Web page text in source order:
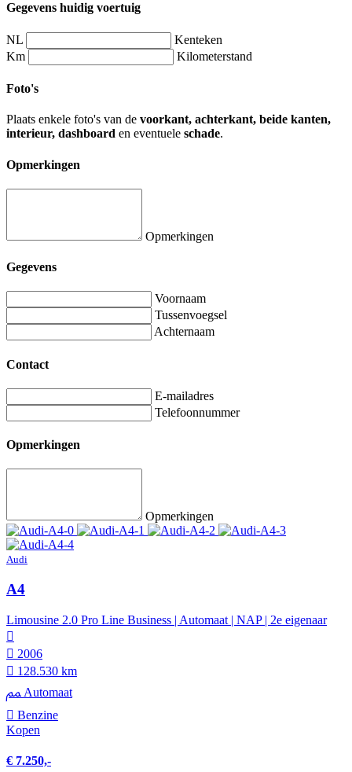
Gegevens huidig voertuig
NL
Kenteken
Km
Kilometerstand
Foto's
Plaats enkele foto's van de voorkant, achterkant, beide kanten,
interieur, dashboard en eventuele schade.
Opmerkingen
Opmerkingen
Gegevens
Voornaam
Tussenvoegsel
Achternaam
Contact
E-mailadres
Telefoonnummer
Opmerkingen
Opmerkingen
Audi
A4
Limousine 2.0 Pro Line Business | Automaat | NAP | 2e eigenaar
2006
128.530 km
Automaat
Benzine
Kopen
€ 7.250,-